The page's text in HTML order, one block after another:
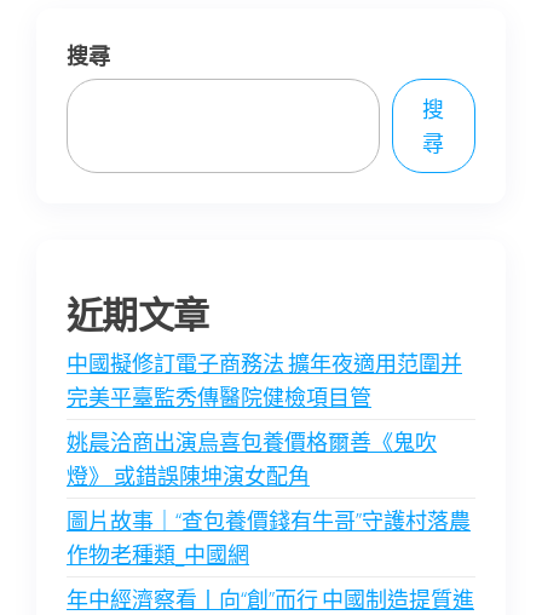
搜尋
搜
尋
近期文章
中國擬修訂電子商務法 擴年夜適用范圍并
完美平臺監秀傳醫院健檢項目管
姚晨洽商出演烏喜包養價格爾善《鬼吹
燈》 或錯誤陳坤演女配角
圖片故事｜“查包養價錢有牛哥”守護村落農
作物老種類_中國網
年中經濟察看丨向“創”而行 中國制造提質進